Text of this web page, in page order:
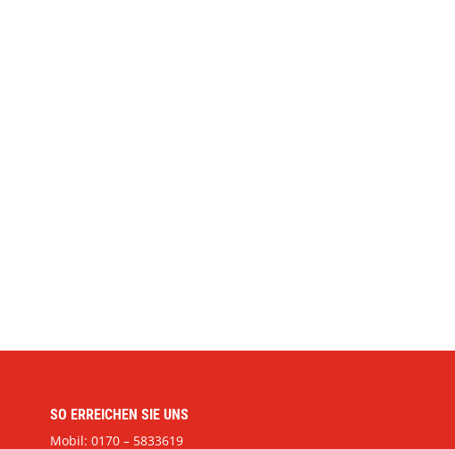
SO ERREICHEN SIE UNS
Mobil: 0170 – 5833619